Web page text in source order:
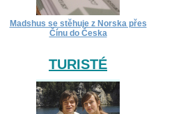
Madshus se stěhuje z Norska přes
Čínu do Česka
TURISTÉ